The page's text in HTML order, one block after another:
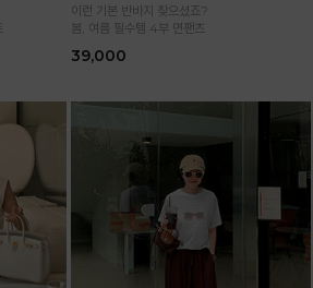
이런 기본 반바지 찾으셨죠?
봄, 여름 필수템 4부 면팬츠
39,000